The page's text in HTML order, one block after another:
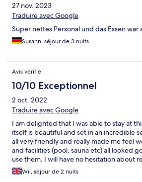
27 nov. 2023
Traduire avec Google
Super nettes Personal und das Essen war
Susann, séjour de 3 nuits
Avis vérifié
10/10 Exceptionnel
2 oct. 2022
Traduire avec Google
I am delighted that I was able to stay at
itself is beautiful and set in an incredible
all very friendly and really made me feel
and facilities (pool, sauna etc) all looked
use them. I will have no hesitation about
Many thanks to the excellent staff
me a lot.
Wil, séjour de 2 nuits